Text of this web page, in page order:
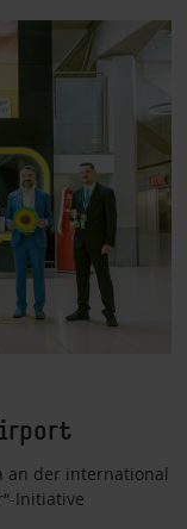
an der international
Initiative